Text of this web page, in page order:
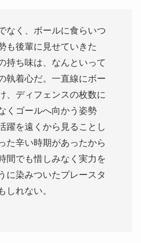
なく、ボールに食らいつ
も後輩に見せていきた
持ち味は、なんといって
執着心だ。一直線にボー
、ディフェンスの枚数に
くゴールへ向かう姿勢
躍を遠くから見ることし
た辛い時期があったから
間でも惜しみなく実力を
に染みついたプレースタ
しれない。